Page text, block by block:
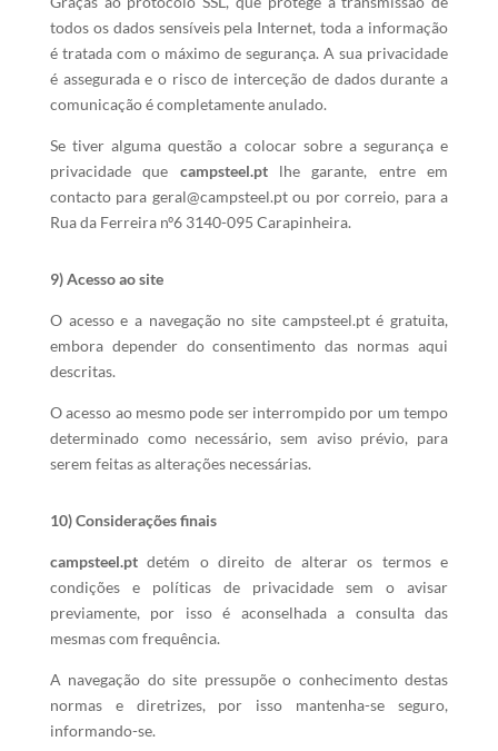
todos os dados sensíveis pela Internet, toda a informação
é tratada com o máximo de segurança. A sua privacidade
é assegurada e o risco de interceção de dados durante a
comunicação é completamente anulado.
Se tiver alguma questão a colocar sobre a segurança e
privacidade que campsteel.pt lhe garante, entre em
contacto para geral@campsteel.ptou por correio, para a
Rua da Ferreira nº6 3140-095 Carapinheira.
9) Acesso ao site
O acesso e a navegação no site campsteel.pt é gratuita,
embora depender do consentimento das normas aqui
descritas.
O acesso ao mesmo pode ser interrompido por um tempo
determinado como necessário, sem aviso prévio, para
serem feitas as alterações necessárias.
10) Considerações finais
campsteel.ptdetém o direito de alterar os termos e
condições e políticas de privacidade sem o avisar
previamente, por isso é aconselhada a consulta das
mesmas com frequência.
A navegação do site pressupõe o conhecimento destas
normas e diretrizes, por isso mantenha-se seguro,
informando-se.